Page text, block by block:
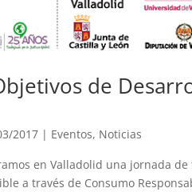
de
2017 | Eventos, Noticias
en Valladolid una jornada
a través de Consumo